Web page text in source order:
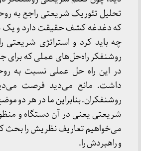
تحلیل تئوریک شریعتی راجع به
که دغدغه کشف حقیقت دارد و یک
چه باید کرد و استراتژی شریعتی
روشنفکر راه‌حل‌های عملی که برای
در این راه حل عملی نسبت به
داشت. مانع می‌دید فرصت
روشنفکران. بنابراین ما در هر دو
شریعتی یعنی در آن دستگاه و
می‌خواهیم تعاریف نظریش را بحث
و راهبردش را.